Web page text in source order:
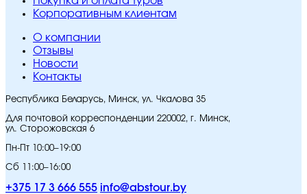
Корпоративным клиентам
O компании
Отзывы
Новости
Контакты
Республика Беларусь, Минск, ул. Чкалова 35
Для почтовой корреспонденции 220002, г. Минск,
ул. Сторожовская 6
Пн-Пт 10:00–19:00
Сб 11:00–16:00
+375 17 3 666 555 info@abstour.by